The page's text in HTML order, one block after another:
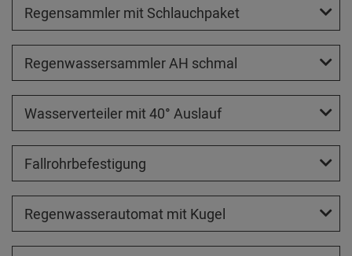
Regensammler mit Schlauchpaket
Regenwassersammler AH schmal
Wasserverteiler mit 40° Auslauf
Fallrohrbefestigung
Regenwasserautomat mit Kugel